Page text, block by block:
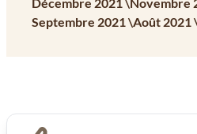
Septembre 2021 \Août 2021